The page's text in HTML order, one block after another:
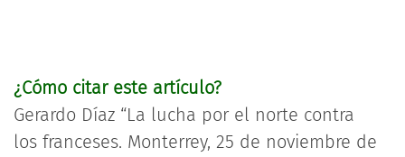
¿Cómo citar este artículo?
Gerardo Díaz “La lucha por el norte contra
los franceses. Monterrey, 25 de noviembre de